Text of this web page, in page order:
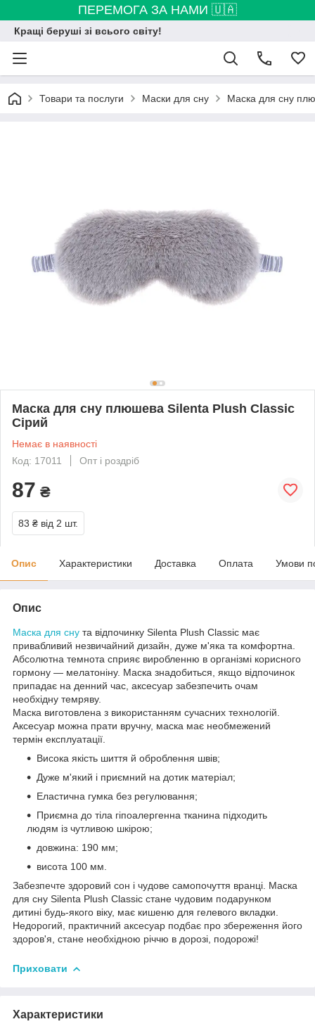
ПЕРЕМОГА ЗА НАМИ 🇺🇦
Кращі беруші зі всього світу!
Товари та послуги Маски для сну Маска для сну
Маска для сну плюшева Silenta Plush Classic
Сірий
Немає в наявності
Код: 17011
Опт і роздріб
87 ₴
83 ₴ від 2 шт.
Опис Характеристики Доставка Оплата Умови
Опис
Маска для сну та відпочинку Silenta Plush Classic має
привабливий незвичайний дизайн, дуже м'яка та комфортна.
Абсолютна темнота сприяє виробленню в організмі корисного
гормону — мелатоніну. Маска знадобиться, якщо відпочинок
припадає на денний час, аксесуар забезпечить очам
необхідну темряву.
Маска виготовлена з використанням сучасних технологій.
Аксесуар можна прати вручну, маска має необмежений
термін експлуатації.
Висока якість шиття й оброблення швів;
Дуже м'який і приємний на дотик матеріал;
Еластична гумка без регулювання;
Приємна до тіла гіпоалергенна тканина підходить
людям із чутливою шкірою;
довжина: 190 мм;
висота 100 мм.
Забезпечте здоровий сон і чудове самопочуття вранці. Маска
для сну Silenta Plush Classic стане чудовим подарунком
дитині будь-якого віку, має кишеню для гелевого вкладки.
Недорогий, практичний аксесуар подбає про збереження його
здоров'я, стане необхідною річчю в дорозі, подорожі!
Приховати
Характеристики